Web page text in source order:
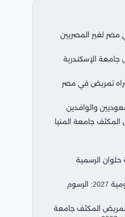
مصر لغير المصريين
جامعة الإسكندرية
تمريض في مصر
والوافدين
جامعة المنيا
الرسمية
مصاريف كلية التمريض الحكومية 2027: الرسوم
المكثف جامعة